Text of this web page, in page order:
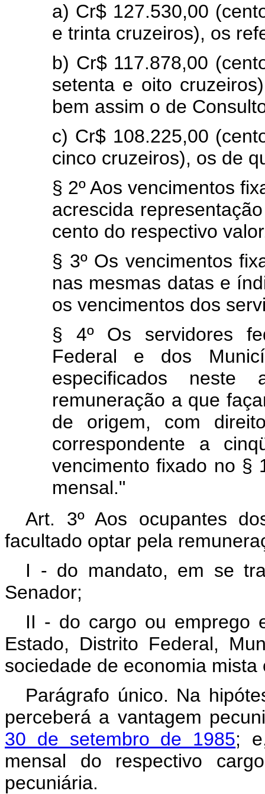
a) Cr$ 127.530,00
e trinta cruzeiros), os
b) Cr$ 117.878,00
setenta e oito
bem assim o de
c) Cr$ 108.225,00
cinco cruzeiros), os de
§ 2º Aos vencimentos
acrescida
cento do respectivo
§ 3º Os vencimentos
nas mesmas datas e
os vencimentos dos
§ 4º Os servidores
Federal e dos
especificados neste
remuneração a que
de origem, com
correspondente a
vencimento fixado no §
mensal."
Art. 3º Aos ocupantes
facultado optar pela
I - do mandato, em se
Senador;
II - do cargo ou emprego
Estado, Distrito Federal,
sociedade de economia
Parágrafo único. Na
perceberá a vantagem
30 de setembro de 1985;
mensal do respectivo
pecuniária.